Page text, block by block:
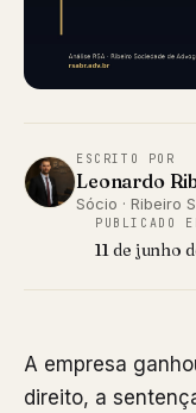
ESCRITO POR
Leonardo
Sócio · Ribeiro
PUBLICADO
11 de junho
A empresa
direito, a